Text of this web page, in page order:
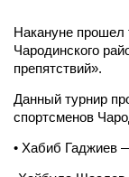
Накануне
Чародинского
препятствий».
Данный турнир
спортсменов
• Хабиб Гаджиев